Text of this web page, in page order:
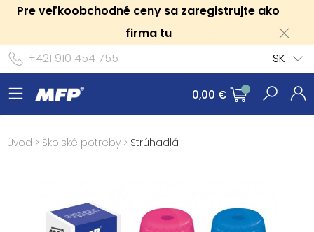
Pre veľkoobchodné ceny sa zaregistrujte ako
firma tu
+421 910 454 755
SK
0,00 €
Úvod > Školské potreby > Strúhadlá